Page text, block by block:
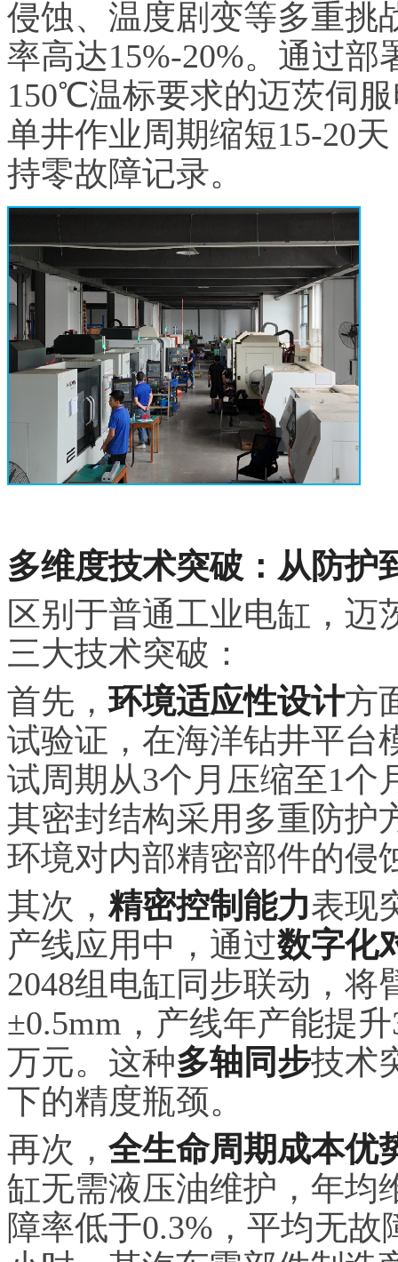
侵蚀、温度剧变等多重挑
率高达15%-20%。通过部
150℃温标要求的迈茨伺
单井作业周期缩短15-20
持零故障记录。
多维度技术突破：从防护
区别于普通工业电缸，迈
三大技术突破：
首先，环境适应性设计方
试验证，在海洋钻井平台
试周期从3个月压缩至1个
其密封结构采用多重防护
环境对内部精密部件的侵
其次，精密控制能力表现
产线应用中，通过数字化
2048组电缸同步联动，将
±0.5mm，产线年产能提
万元。这种多轴同步技术
下的精度瓶颈。
再次， 全生命周期成本优
缸无需液压油维护，年均
障率低于0.3%，平均无